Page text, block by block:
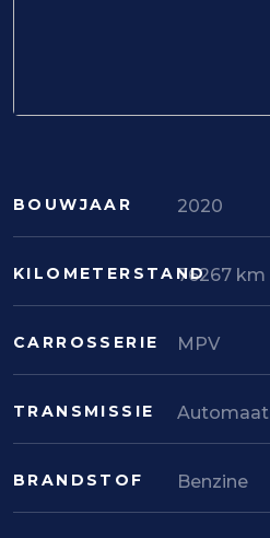
BOUWJAAR 2020
KILOMETERSTAND76267 km
CARROSSERIE MPV
TRANSMISSIE Automaat
BRANDSTOF Benzine